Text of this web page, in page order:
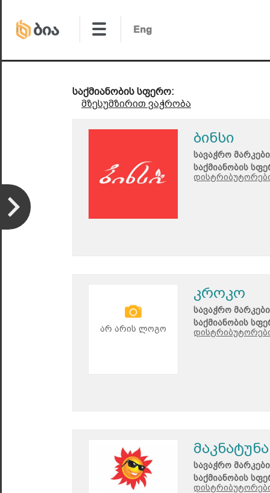
საქმიანობის სფერო:
მზესუმზირით ვაჭრობა
ბინსი
სავაჭრო
საქმიანობის
არ არის ლოგო
კროკო
სავაჭრო
საქმიანობის
მაკნატუნა
სავაჭრო
საქმიანობის